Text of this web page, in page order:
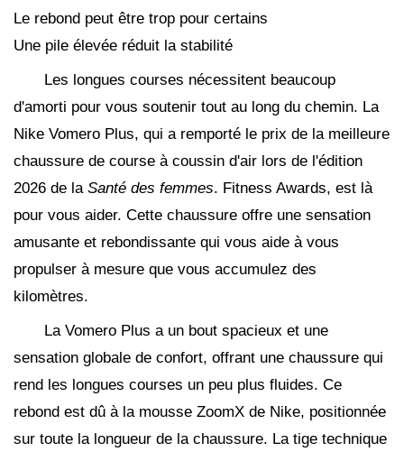
Le rebond peut être trop pour certains
Une pile élevée réduit la stabilité
Les longues courses nécessitent beaucoup
d'amorti pour vous soutenir tout au long du chemin. La
Nike Vomero Plus, qui a remporté le prix de la meilleure
chaussure de course à coussin d'air lors de l'édition
2026 de la Santé des femmes. Fitness Awards, est là
pour vous aider. Cette chaussure offre une sensation
amusante et rebondissante qui vous aide à vous
propulser à mesure que vous accumulez des
kilomètres.
La Vomero Plus a un bout spacieux et une
sensation globale de confort, offrant une chaussure qui
rend les longues courses un peu plus fluides. Ce
rebond est dû à la mousse ZoomX de Nike, positionnée
sur toute la longueur de la chaussure. La tige technique